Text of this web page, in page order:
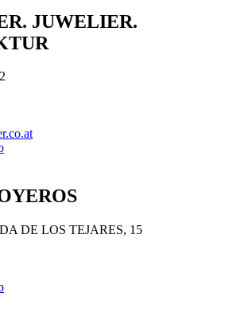
JUWELIER.
DE LOS TEJARES, 15